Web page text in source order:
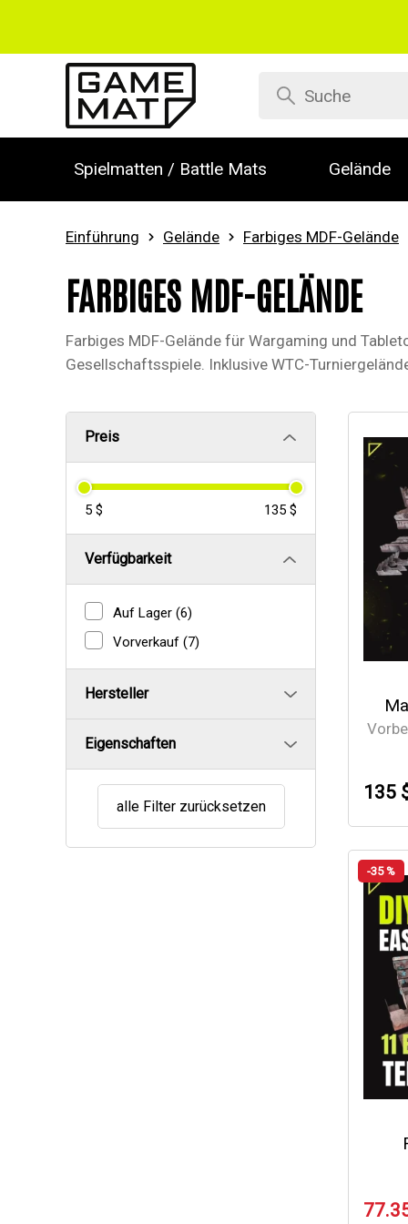
Spielmatten / Battle Mats Gelände
Einführung Gelände Farbiges MDF-Gelände
FARBIGES MDF-GELÄNDE
Farbiges MDF-Gelände für Wargaming und
Gesellschaftsspiele. Inklusive WTC-
Preis
5 $ 135 $
Verfügbarkeit
Auf Lager (6)
Vorverkauf (7)
Hersteller
Eigenschaften
alle Filter zurücksetzen
135
-35 %